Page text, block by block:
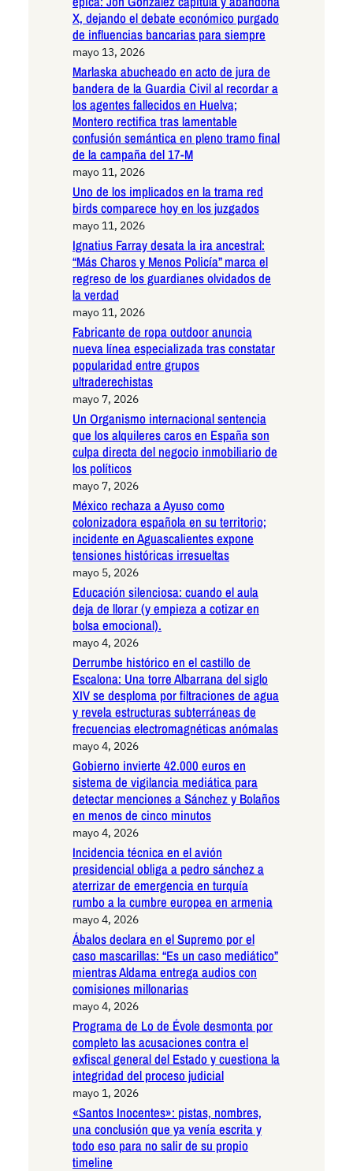
X, dejando el debate económico purgado
de influencias bancarias para siempre
mayo 13, 2026
Marlaska abucheado en acto de jura de
bandera de la Guardia Civil al recordar a
los agentes fallecidos en Huelva;
Montero rectifica tras lamentable
confusión semántica en pleno tramo final
de la campaña del 17-M
mayo 11, 2026
Uno de los implicados en la trama red
birds comparece hoy en los juzgados
mayo 11, 2026
Ignatius Farray desata la ira ancestral:
“Más Charos y Menos Policía” marca el
regreso de los guardianes olvidados de
la verdad
mayo 11, 2026
Fabricante de ropa outdoor anuncia
nueva línea especializada tras constatar
popularidad entre grupos
ultraderechistas
mayo 7, 2026
Un Organismo internacional sentencia
que los alquileres caros en España son
culpa directa del negocio inmobiliario de
los políticos
mayo 7, 2026
México rechaza a Ayuso como
colonizadora española en su territorio;
incidente en Aguascalientes expone
tensiones históricas irresueltas
mayo 5, 2026
Educación silenciosa: cuando el aula
deja de llorar (y empieza a cotizar en
bolsa emocional).
mayo 4, 2026
Derrumbe histórico en el castillo de
Escalona: Una torre Albarrana del siglo
XIV se desploma por filtraciones de agua
y revela estructuras subterráneas de
frecuencias electromagnéticas anómalas
mayo 4, 2026
Gobierno invierte 42.000 euros en
sistema de vigilancia mediática para
detectar menciones a Sánchez y Bolaños
en menos de cinco minutos
mayo 4, 2026
Incidencia técnica en el avión
presidencial obliga a pedro sánchez a
aterrizar de emergencia en turquía
rumbo a la cumbre europea en armenia
mayo 4, 2026
Ábalos declara en el Supremo por el
caso mascarillas: “Es un caso mediático”
mientras Aldama entrega audios con
comisiones millonarias
mayo 4, 2026
Programa de Lo de Évole desmonta por
completo las acusaciones contra el
exfiscal general del Estado y cuestiona la
integridad del proceso judicial
mayo 1, 2026
«Santos Inocentes»: pistas, nombres,
una conclusión que ya venía escrita y
todo eso para no salir de su propio
timeline